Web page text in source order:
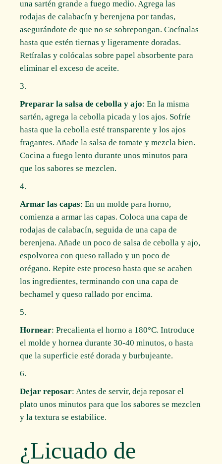
una sartén grande a fuego medio. Agrega las
rodajas de calabacín y berenjena por tandas,
asegurándote de que no se sobrepongan. Cocínalas
hasta que estén tiernas y ligeramente doradas.
Retíralas y colócalas sobre papel absorbente para
eliminar el exceso de aceite.
Preparar la salsa de cebolla y ajo: En la misma
sartén, agrega la cebolla picada y los ajos. Sofríe
hasta que la cebolla esté transparente y los ajos
fragantes. Añade la salsa de tomate y mezcla bien.
Cocina a fuego lento durante unos minutos para
que los sabores se mezclen.
Armar las capas: En un molde para horno,
comienza a armar las capas. Coloca una capa de
rodajas de calabacín, seguida de una capa de
berenjena. Añade un poco de salsa de cebolla y ajo,
espolvorea con queso rallado y un poco de
orégano. Repite este proceso hasta que se acaben
los ingredientes, terminando con una capa de
bechamel y queso rallado por encima.
Hornear: Precalienta el horno a 180°C. Introduce
el molde y hornea durante 30-40 minutos, o hasta
que la superficie esté dorada y burbujeante.
Dejar reposar: Antes de servir, deja reposar el
plato unos minutos para que los sabores se mezclen
y la textura se estabilice.
¿Licuado de